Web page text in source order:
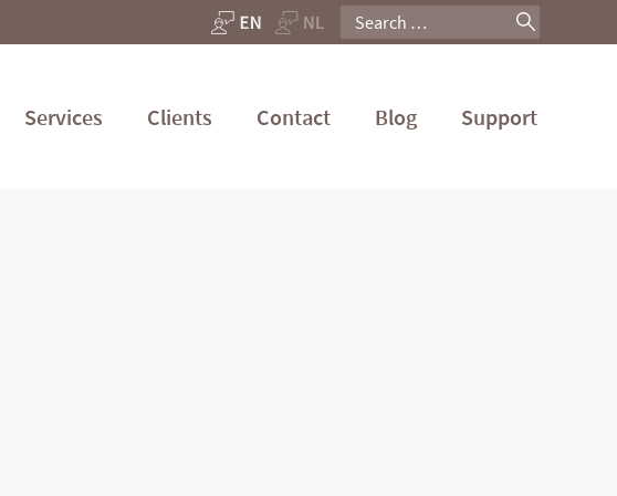
Search
Services Clients Contact Blog Support